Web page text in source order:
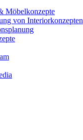
Möbelkonzepte
von Interiorkonzepten